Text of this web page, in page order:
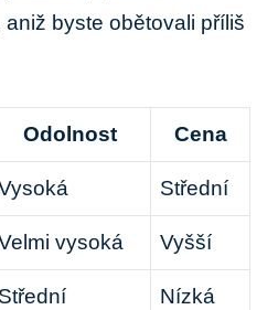
byste obětovali ⁣příliš
Odolnost Cena
Střední
vysoká Vyšší
Střední Nízká